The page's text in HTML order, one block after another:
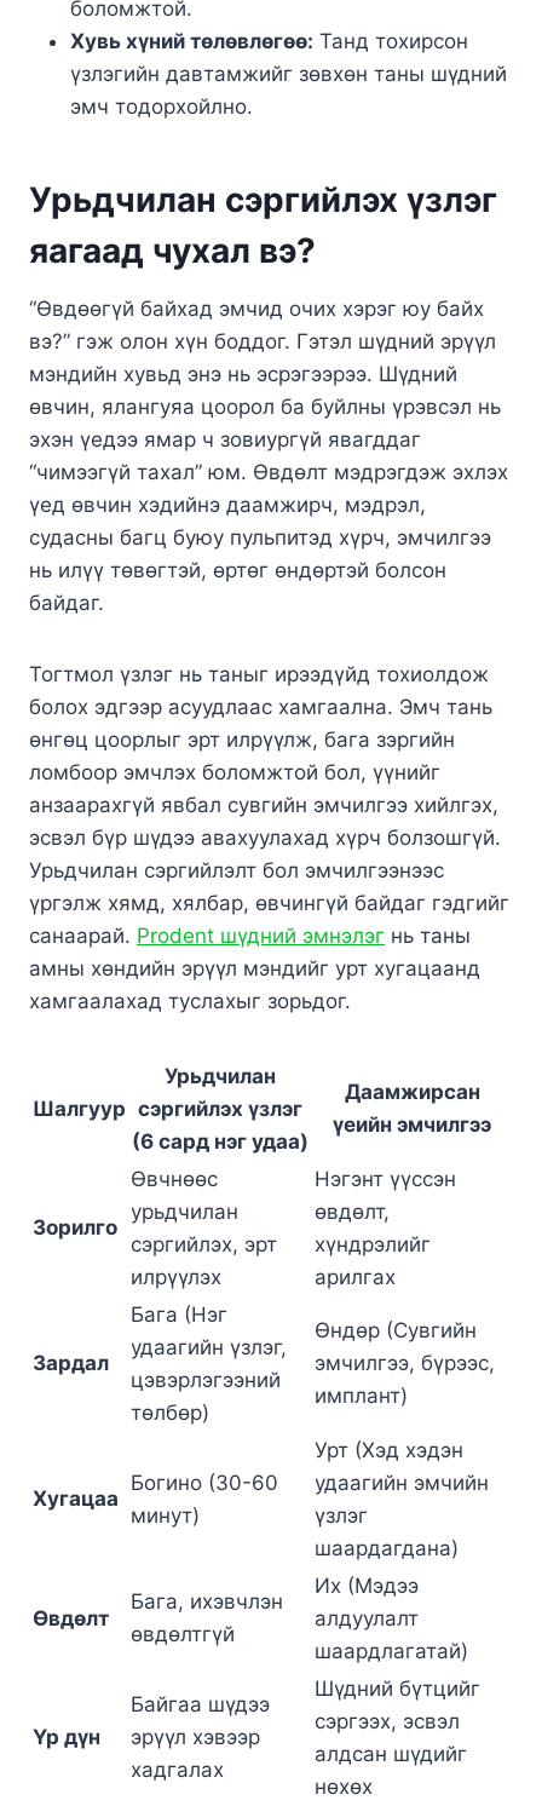
боломжтой.
Хувь хүний төлөвлөгөө: Танд тохирсон
үзлэгийн давтамжийг зөвхөн таны шүдний
эмч тодорхойлно.
Урьдчилан сэргийлэх үзлэг
яагаад чухал вэ?
“Өвдөөгүй байхад эмчид очих хэрэг юу байх
вэ?” гэж олон хүн боддог. Гэтэл шүдний эрүүл
мэндийн хувьд энэ нь эсрэгээрээ. Шүдний
өвчин, ялангуяа цоорол ба буйлны үрэвсэл нь
эхэн үедээ ямар ч зовиургүй явагддаг
“чимээгүй тахал” юм. Өвдөлт мэдрэгдэж эхлэх
үед өвчин хэдийнэ даамжирч, мэдрэл,
судасны багц буюу пульпитэд хүрч, эмчилгээ
нь илүү төвөгтэй, өртөг өндөртэй болсон
байдаг.
Тогтмол үзлэг нь таныг ирээдүйд тохиолдож
болох эдгээр асуудлаас хамгаална. Эмч тань
өнгөц цоорлыг эрт илрүүлж, бага зэргийн
ломбоор эмчлэх боломжтой бол, үүнийг
анзаарахгүй явбал сувгийн эмчилгээ хийлгэх,
эсвэл бүр шүдээ авахуулахад хүрч болзошгүй.
Урьдчилан сэргийлэлт бол эмчилгээнээс
үргэлж хямд, хялбар, өвчингүй байдаг гэдгийг
санаарай. Prodent шүдний эмнэлэг нь таны
амны хөндийн эрүүл мэндийг урт хугацаанд
хамгаалахад туслахыг зорьдог.
Шалгуур
Урьдчилан
сэргийлэх үзлэг
(6 сард нэг удаа)
Даамжирсан
үеийн эмчилгээ
Зорилго
Өвчнөөс
урьдчилан
сэргийлэх, эрт
илрүүлэх
Нэгэнт үүссэн
өвдөлт,
хүндрэлийг
арилгах
Зардал
Бага (Нэг
удаагийн үзлэг,
цэвэрлэгээний
төлбөр)
Өндөр (Сувгийн
эмчилгээ, бүрээс,
имплант)
Хугацаа
Богино (30-60
минут)
Урт (Хэд хэдэн
удаагийн эмчийн
үзлэг
шаардагдана)
Өвдөлт
Бага, ихэвчлэн
өвдөлтгүй
Их (Мэдээ
алдуулалт
шаардлагатай)
Үр дүн
Байгаа шүдээ
эрүүл хэвээр
хадгалах
Шүдний бүтцийг
сэргээх, эсвэл
алдсан шүдийг
нөхөх